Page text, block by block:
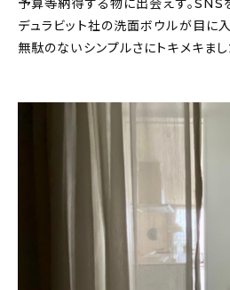
予算等納得する物に出会えず。SNS
デュラビット社の洗面ボウルが目に
無駄のないシンプルさにトキメキまし